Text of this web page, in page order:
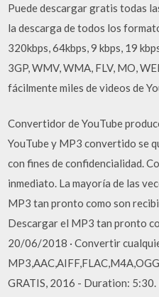
Puede descargar gratis todas
la descarga de todos los
320kbps, 64kbps, 9 kbps, 19
3GP, WMV, WMA, FLV, MO,
fácilmente miles de videos de
Convertidor de YouTube
YouTube y MP3 convertido se
con fines de confidencialidad.
inmediato. La mayoría de las
MP3 tan pronto como son
Descargar el MP3 tan pronto
20/06/2018 · Convertir
GRATIS, 2016 - Duration: